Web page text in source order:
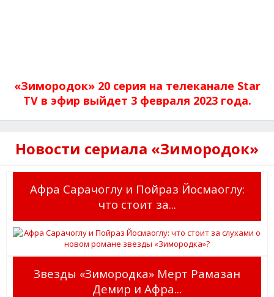
«Зимородок» 20 серия на телеканале Star
TV в эфир выйдет 3 февраля 2023 года.
Новости сериала «Зимородок»
Афра Сарачоглу и Пойраз Йосмаоглу:
что стоит за...
Звезды «Зимородка» Мерт Рамазан
Демир и Афра...